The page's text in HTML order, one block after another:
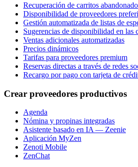
Recuperación de carritos
Disponibilidad de proveedores
Gestión automatizada de listas de
Sugerencias de disponibilidad en las
Ventas adicionales automatizadas
Precios dinámicos
Tarifas para proveedores premium
Reservas directas a través de redes
Recargo por pago con tarjeta de
Crear proveedores productivos
Agenda
Nómina y propinas integradas
Asistente basado en IA — Zeenie
Aplicación MyZen
Zenoti Mobile
ZenChat